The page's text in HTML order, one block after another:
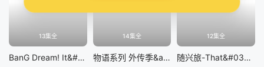
13集全
BanG Dream! It&#039;s MyGO!!!!!
14集全
物语系列 外传季&amp;怪物季
12集全
随兴旅-That&#039;s Journey-